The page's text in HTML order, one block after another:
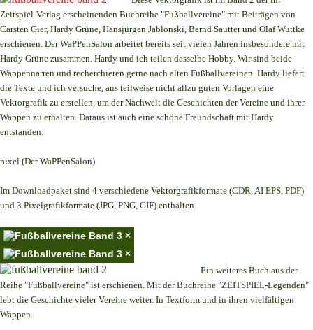
Zeitspiel-Verlag erscheinenden Buchreihe "Fußballvereine" mit Beiträgen von
Carsten Gier, Hardy Grüne, Hansjürgen Jablonski, Bernd Sautter und Olaf Wuttke
erschienen. Der WaPPenSalon arbeitet bereits seit vielen Jahren insbesondere mit
Hardy Grüne zusammen. Hardy und ich teilen dasselbe Hobby. Wir sind beide
Wappennarren und recherchieren gerne nach alten Fußballvereinen. Hardy liefert
die Texte und ich versuche, aus teilweise nicht allzu guten Vorlagen eine
Vektorgrafik zu erstellen, um der Nachwelt die Geschichten der Vereine und ihrer
Wappen zu erhalten. Daraus ist auch eine schöne Freundschaft mit Hardy
entstanden.
pixel (Der WaPPenSalon)
Im Downloadpaket sind 4 verschiedene Vektorgrafikformate (CDR, AI EPS, PDF)
und 3 Pixelgrafikformate (JPG, PNG, GIF) enthalten.
×
×
Ein weiteres Buch aus der
Reihe "Fußballvereine" ist erschienen. Mit der Buchreihe "ZEITSPIEL-Legenden"
lebt die Geschichte vieler Vereine weiter. In Textform und in ihren vielfältigen
Wappen.